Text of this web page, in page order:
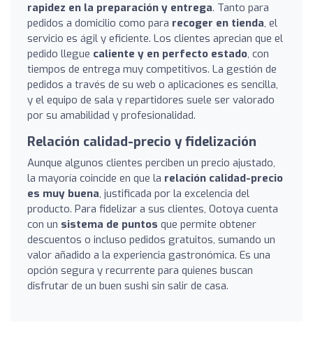
rapidez en la preparación y entrega. Tanto para
pedidos a domicilio como para recoger en tienda, el
servicio es ágil y eficiente. Los clientes aprecian que el
pedido llegue caliente y en perfecto estado, con
tiempos de entrega muy competitivos. La gestión de
pedidos a través de su web o aplicaciones es sencilla,
y el equipo de sala y repartidores suele ser valorado
por su amabilidad y profesionalidad.
Relación calidad-precio y fidelización
Aunque algunos clientes perciben un precio ajustado,
la mayoría coincide en que la relación calidad-precio
es muy buena, justificada por la excelencia del
producto. Para fidelizar a sus clientes, Ootoya cuenta
con un sistema de puntos que permite obtener
descuentos o incluso pedidos gratuitos, sumando un
valor añadido a la experiencia gastronómica. Es una
opción segura y recurrente para quienes buscan
disfrutar de un buen sushi sin salir de casa.